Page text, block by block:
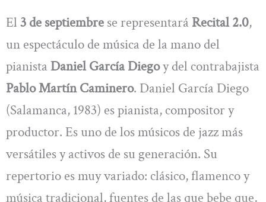
El 3 de septiembre se representará Recital 2.0,
un espectáculo de música de la mano del
pianista Daniel García Diegoy del contrabajista
Pablo Martín Caminero. Daniel García Diego
(Salamanca, 1983) es pianista, compositor y
productor. Es uno de los músicos de jazz más
versátiles y activos de su generación. Su
repertorio es muy variado: clásico, flamenco y
música tradicional, fuentes de las que bebe que,